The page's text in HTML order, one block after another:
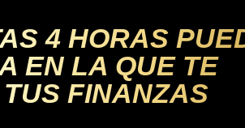
4 HORAS
EN LA QUE TE
FINANZAS